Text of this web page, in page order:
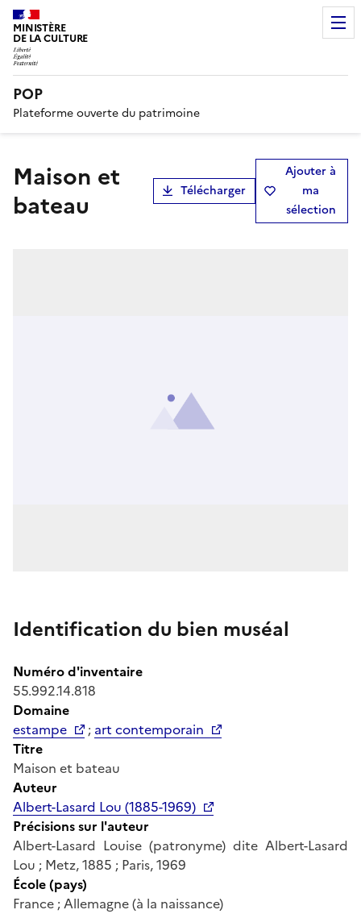
MINISTÈRE
DE LA CULTURE
POP
Plateforme ouverte du patrimoine
Maison et
bateau
Télécharger
Ajouter à
ma
sélection
Identification du bien muséal
Numéro d'inventaire
55.992.14.818
Domaine
estampe
; art contemporain
Titre
Maison et bateau
Auteur
Albert-Lasard Lou (1885-1969)
Précisions sur l'auteur
Albert-Lasard Louise (patronyme) dite Albert-Lasard
Lou ; Metz, 1885 ; Paris, 1969
École (pays)
France ; Allemagne (à la naissance)